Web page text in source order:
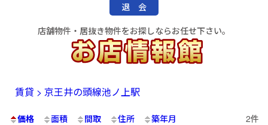
退 会
店舗物件・居抜き物件をお探しならお任せ下さい。
賃貸 > 京王井の頭線池ノ上駅
価格 面積 間取 住所 築年月 2件